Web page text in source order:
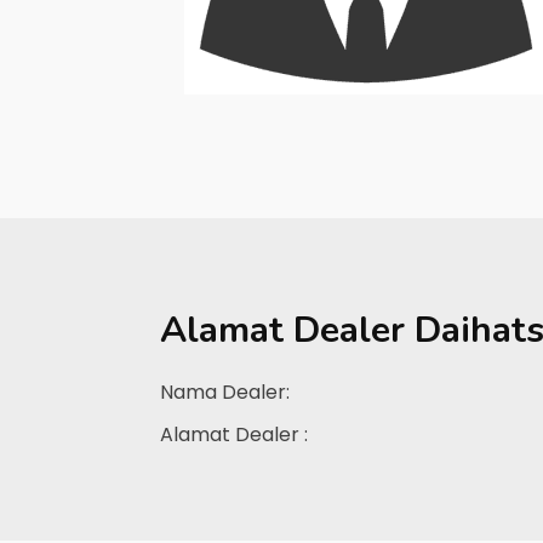
Alamat Dealer
Nama Dealer:
Alamat Dealer :